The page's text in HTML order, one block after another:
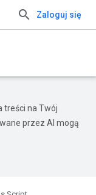
Zaloguj się
treści na Twój
przez AI mogą